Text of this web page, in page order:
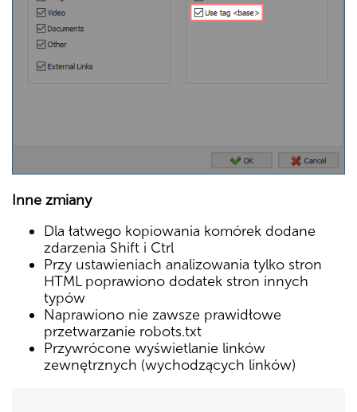
Inne zmiany
Dla łatwego kopiowania komórek dodane
zdarzenia Shift i Ctrl
Przy ustawieniach analizowania tylko stron
HTML poprawiono dodatek stron innych
typów
Naprawiono nie zawsze prawidłowe
przetwarzanie robots.txt
Przywrócone wyświetlanie linków
zewnętrznych (wychodzących linków)